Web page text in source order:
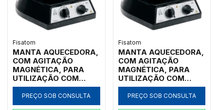
Fisatom
MANTA AQUECEDORA,
COM AGITAÇÃO
MAGNÉTICA, PARA
UTILIZAÇÃO COM
BALÕES DE FUNDO
REDONDO DE 500ML,
COM REGULADOR
PREÇO SOB CONSULTA
Fisatom
MANTA AQUECEDORA,
COM AGITAÇÃO
MAGNÉTICA, PARA
UTILIZAÇÃO COM
BALÕES DE FUNDO
REDONDO DE 250ML,
COM REGULADOR
PREÇO SOB CONSULTA